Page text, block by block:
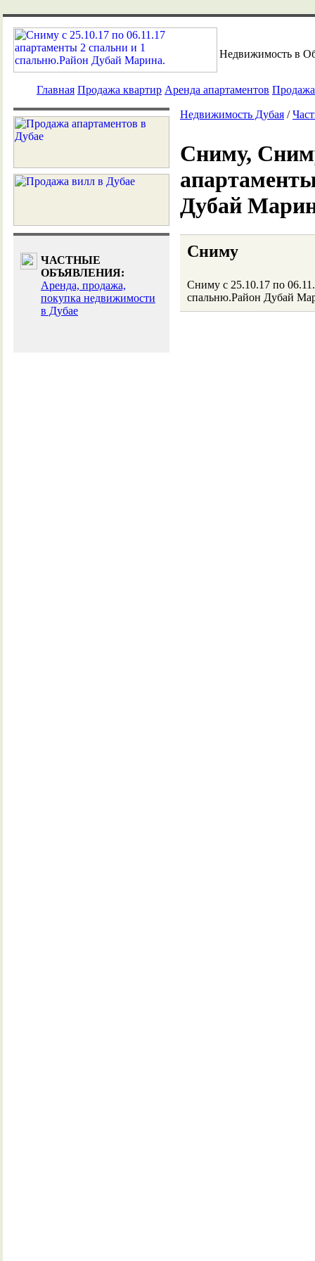
Недвижимость в
Главная Продажа квартир Аренда апартаментов
ЧАСТНЫЕ
ОБЪЯВЛЕНИЯ:
Аренда, продажа,
покупка недвижимости
в Дубае
Недвижимость Дубая /
Сниму,
Дубай
Сниму
Сниму с 25.10.17 по
спальню.Район Дубай